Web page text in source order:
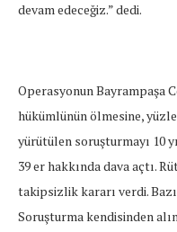
devam edeceğiz.” dedi.
Operasyonun Bayrampaşa
hükümlünün ölmesine,
yürütülen soruşturmayı 10
39 er hakkında dava açtı.
takipsizlik kararı verdi.
Soruşturma kendisinden